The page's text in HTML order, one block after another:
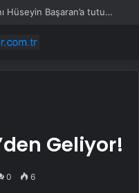
Ahbap soruşturmasında iş insanı Hüseyin Başaran’a tutuklama talebi
Geliyor!
0 6